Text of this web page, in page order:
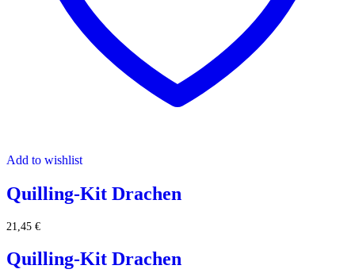
Add to wishlist
Quilling-Kit Drachen
21,45 €
Quilling-Kit Drachen